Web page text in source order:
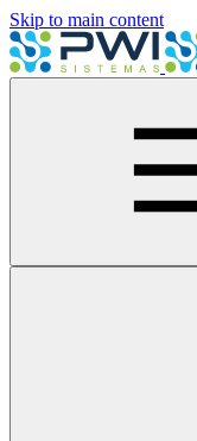
Skip to main content